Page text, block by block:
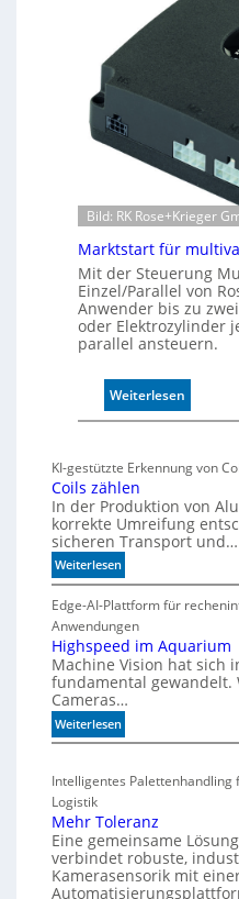
e
g
s
e
n
s
o
r
ü
b
e
r
w
a
t
t
h
e
m
i
c
h
e
e
e
Bild: RK Rose+Krieger
Marktstart für
Mit der Steuerung
Einzel/Parallel von
Anwender bis zu
oder Elektrozylinder
parallel ansteuern.
Weiterlesen:
M
k
s
t
r
t
ü
r
m
t
v
r
a
b
KI-gestützte Erkennung von
Coils zählen
In der Produktion von
korrekte Umreifung
sicheren Transport und…
Weiterlesen:
C
o
i
l
s
z
ä
h
l
n
Edge-AI-Plattform für
Anwendungen
Highspeed im Aquarium
Machine Vision hat sich
fundamental gewandelt.
Cameras…
Weiterlesen:
H
g
s
p
e
e
Intelligentes Palettenhandling
Logistik
Mehr Toleranz
Eine gemeinsame
verbindet robuste,
Kamerasensorik mit